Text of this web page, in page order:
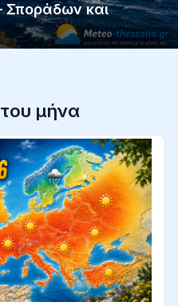
Σποράδων και
μήνα